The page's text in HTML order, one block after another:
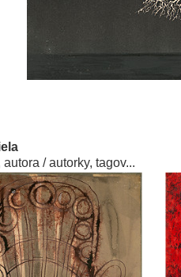
/ autorky, tagov...